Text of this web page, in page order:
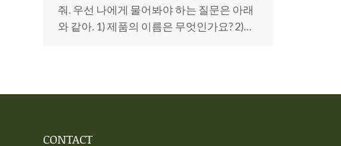
줘. 우선 나에게 물어봐야 하는 질문은 아래
와 같아. 1) 제품의 이름은 무엇인가요? 2)…
CONTACT